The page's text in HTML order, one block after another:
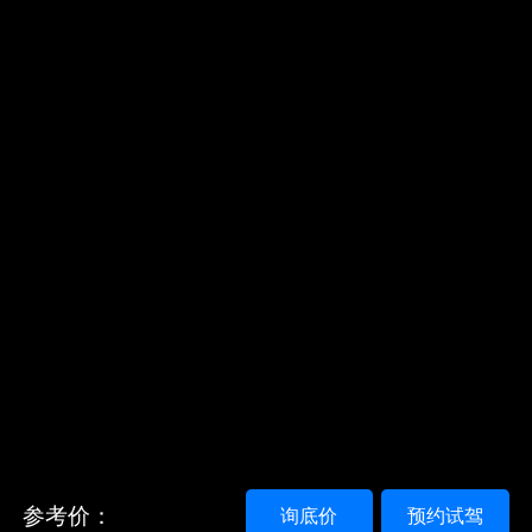
参考价： 预约试驾
询底价